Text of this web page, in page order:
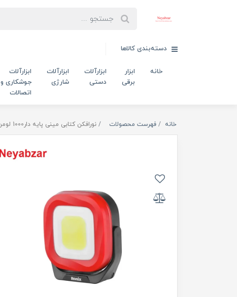
دسته‌بندی کالاها
خانه
ابزار
برقی
ابزارآلات
دستی
ابزارآلات
شارژی
ابزارآلات
جوشکاری و
اتصالات
خانه فهرست محصولات نورافکن کتابی مینی پایه دار1000 لومن مدل LUMIN0US RH-4221 رونیکس